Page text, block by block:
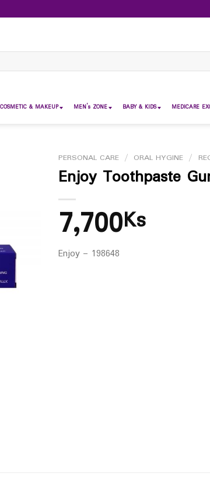
COSMETIC & MAKEUP MEN’s ZONE BABY & KIDS MEDICARE
PERSONAL CARE / ORAL HYGINE /
Enjoy Toothpaste
7,700Ks
Enjoy – 198648